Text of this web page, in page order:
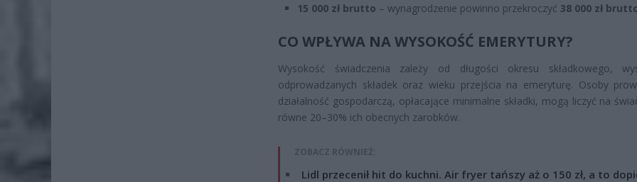
15 000 zł brutto – wynagrodzenie powinno przekroczyć 38 000 zł
CO WPŁYWA NA WYSOKOŚĆ EMERYTURY?
Wysokość świadczenia zależy od długości okresu składkowego,
odprowadzanych składek oraz wieku przejścia na emeryturę. Osoby
działalność gospodarczą, opłacające minimalne składki, mogą liczyć na
równe 20–30% ich obecnych zarobków.
ZOBACZ RÓWNIEŻ:
Lidl przecenił hit do kuchni. Air fryer tańszy aż o 150 zł, a to